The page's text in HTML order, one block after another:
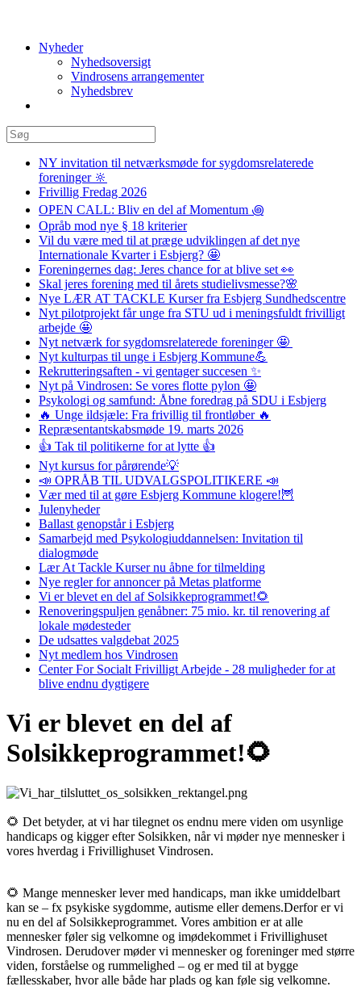
Nyheder
Nyhedsoversigt
Vindrosens arrangementer
Nyhedsbrev
NY invitation til netværksmøde for sygdomsrelaterede
foreninger 🔆
Frivillig Fredag 2026
OPEN CALL: Bliv en del af Momentum ꩜
Opråb mod nye § 18 kriterier
Vil du være med til at præge udviklingen af det nye
Internationale Kvarter i Esbjerg? 🤩
Foreningernes dag: Jeres chance for at blive set 👀
Skal jeres forening med til årets studielivsmesse?🌸
Nye LÆR AT TACKLE Kurser fra Esbjerg Sundhedscentre
Nyt pilotprojekt får unge fra STU ud i meningsfuldt frivilligt
arbejde 🤩
Nyt netværk for sygdomsrelaterede foreninger 🤩
Nyt kulturpas til unge i Esbjerg Kommune💪
Rekrutteringsaften - vi gentager succesen ✨
Nyt på Vindrosen: Se vores flotte pylon 🤩
Psykologi og samfund: Åbne foredrag på SDU i Esbjerg
🔥 Unge ildsjæle: Fra frivillig til frontløber 🔥
Repræsentantskabsmøde 19. marts 2026
👍 Tak til politikerne for at lytte 👍
Nyt kursus for pårørende💡
📣 OPRÅB TIL UDVALGSPOLITIKERE 📣
Vær med til at gøre Esbjerg Kommune klogere!🦉
Julenyheder
Ballast genopstår i Esbjerg
Samarbejd med Psykologiuddannelsen: Invitation til
dialogmøde
Lær At Tackle Kurser nu åbne for tilmelding
Nye regler for annoncer på Metas platforme
Vi er blevet en del af Solsikkeprogrammet!🌻
Renoveringspuljen genåbner: 75 mio. kr. til renovering af
lokale mødesteder
De udsattes valgdebat 2025
Nyt medlem hos Vindrosen
Center For Socialt Frivilligt Arbejde - 28 muligheder for at
blive endnu dygtigere
Vi er blevet en del af
Solsikkeprogrammet!🌻
🌻 Det betyder, at vi har tilegnet os endnu mere viden om usynlige
handicaps og kigger efter Solsikken, når vi møder nye mennesker i
vores hverdag i Frivillighuset Vindrosen.
🌻 Mange mennesker lever med handicaps, man ikke umiddelbart
kan se – fx psykiske sygdomme, autisme eller demens.Derfor er vi
nu en del af Solsikkeprogrammet. Vores ambition er at alle
mennesker føler sig velkomne og imødekommet i Frivillighuset
Vindrosen. Derudovermøder vi menneskerog foreninger med større
viden, forståelse og rummelighed – og er med til at bygge
fællesskaber, hvor alle både har plads og kan føle sig velkomne.